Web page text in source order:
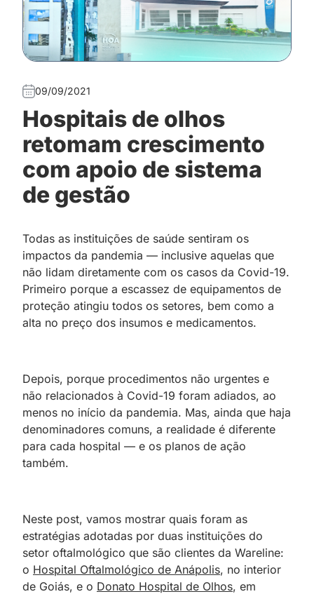
09/09/2021
Hospitais de olhos
retomam crescimento
com apoio de sistema
de gestão
Todas as instituições de saúde sentiram os
impactos da pandemia — inclusive aquelas que
não lidam diretamente com os casos da Covid-19.
Primeiro porque a escassez de equipamentos de
proteção atingiu todos os setores, bem como a
alta no preço dos insumos e medicamentos.
Depois, porque procedimentos não urgentes e
não relacionados à Covid-19 foram adiados, ao
menos no início da pandemia. Mas, ainda que haja
denominadores comuns, a realidade é diferente
para cada hospital — e os planos de ação
também.
Neste post, vamos mostrar quais foram as
estratégias adotadas por duas instituições do
setor oftalmológico que são clientes da Wareline:
o Hospital Oftalmológico de Anápolis, no interior
de Goiás, e o Donato Hospital de Olhos, em